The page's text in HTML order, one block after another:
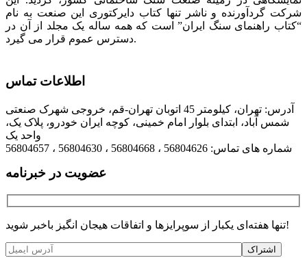
شرکت گردآورنده و ناشر تنها کتاب دایرکتوری این صنعت به نام
“کتاب راهنمای سنگ ایران” است که همه ساله یک مجلد از آن در
دسترس عموم قرار می گیرد.
اطلاعات تماس
آدرس: تهران، کیلومتر 45 اتوبان تهران-قم، خروجی شهرک صنعتی
شمس آباد، ابتدای بلوار امام خمینی، کوچه ایران خودرو، پلاک یک،
واحد یک
شماره های تماس: 56804626 ، 56804668 ، 56804630 ، 56804657
عضویت در خبرنامه
تنها هفته‌ای یکبار از سوپرایزها و اتفاقات هیجان انگیز باخبر شوید!
اشتراک